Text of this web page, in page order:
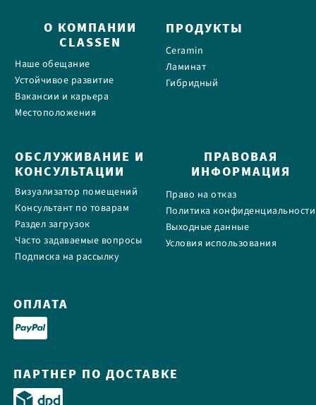
О КОМПАНИИ
CLASSEN
Наше обещание
Устойчивое развитие
Вакансии и карьера
Местоположения
ПРОДУКТЫ
Ceramin
Ламинат
Гибридный
ОБСЛУЖИВАНИЕ И
КОНСУЛЬТАЦИИ
Визуализатор помещений
Консультант по товарам
Раздел загрузок
Часто задаваемые вопросы
Подписка на рассылку
ПРАВОВАЯ
ИНФОРМАЦИЯ
Право на отказ
Политика конфиденциальности
Выходные данные
Условия использования
ОПЛАТА
ПАРТНЕР ПО ДОСТАВКЕ